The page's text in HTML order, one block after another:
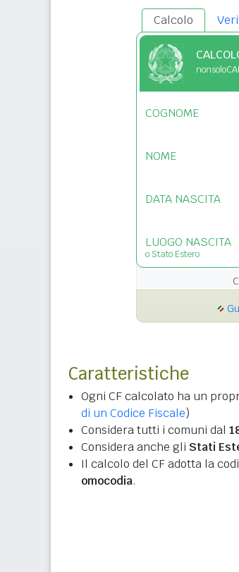
Calcolo
COGNOME
NOME
DATA NASCITA
LUOGO NASCITA
o Stato Estero
Caratteristiche
Ogni CF calcolato ha un
di un Codice Fiscale)
Considera tutti i comuni dal
Considera anche gli Stati
Il calcolo del CF adotta la
omocodia.